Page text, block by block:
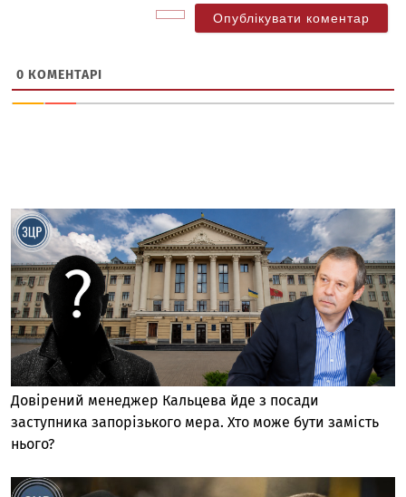
0 КОМЕНТАРІ
Довірений менеджер Кальцева йде з посади
заступника запорізького мера. Хто може бути замість
нього?